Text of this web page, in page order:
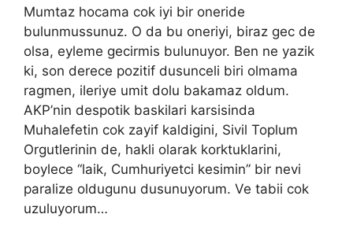
Mumtaz hocama cok iyi bir oneride
bulunmussunuz. O da bu oneriyi, biraz gec de
olsa, eyleme gecirmis bulunuyor. Ben ne yazik
ki, son derece pozitif dusunceli biri olmama
ragmen, ileriye umit dolu bakamaz oldum.
AKP’nin despotik baskilari karsisinda
Muhalefetin cok zayif kaldigini, Sivil Toplum
Orgutlerinin de, hakli olarak korktuklarini,
boylece “laik, Cumhuriyetci kesimin” bir nevi
paralize oldugunu dusunuyorum. Ve tabii cok
uzuluyorum…